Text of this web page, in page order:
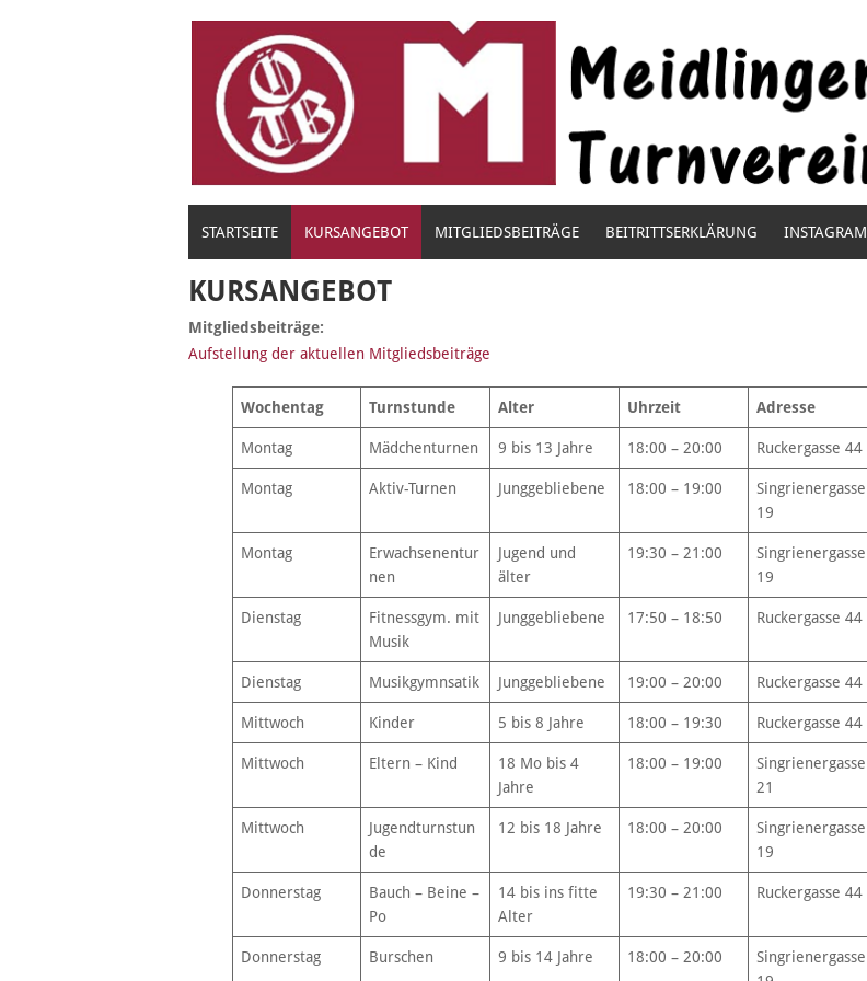
STARTSEITE KURSANGEBOT MITGLIEDSBEITRÄGE BEITRITTSERKLÄRUNG INSTAGRAM
KURSANGEBOT
Mitgliedsbeiträge:
Aufstellung der aktuellen Mitgliedsbeiträge
Wochentag Turnstunde Alter Uhrzeit Adresse
Montag Mädchenturnen 9 bis 13 Jahre 18:00 – 20:00 Ruckergasse 44
Montag Aktiv-Turnen Junggebliebene 18:00 – 19:00
Singrienergasse
19
Montag
Erwachsenentur
nen
Jugend und
älter
19:30 – 21:00
Singrienergasse
19
Dienstag
Fitnessgym. mit
Musik
Junggebliebene 17:50 – 18:50 Ruckergasse 44
Dienstag Musikgymnsatik Junggebliebene 19:00 – 20:00 Ruckergasse 44
Mittwoch Kinder 5 bis 8 Jahre 18:00 – 19:30 Ruckergasse 44
Mittwoch Eltern – Kind
18 Mo bis 4
Jahre
18:00 – 19:00
Singrienergasse
21
Mittwoch
Jugendturnstun
de
12 bis 18 Jahre 18:00 – 20:00
Singrienergasse
19
Donnerstag
Bauch – Beine –
Po
14 bis ins fitte
Alter
19:30 – 21:00 Ruckergasse 44
Donnerstag Burschen 9 bis 14 Jahre 18:00 – 20:00
Singrienergasse